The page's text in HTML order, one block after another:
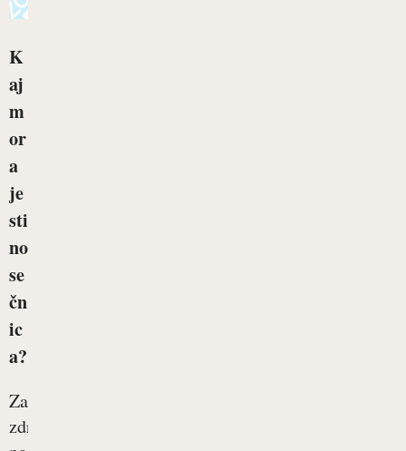
K
aj
m
or
a
je
sti
no
se
čn
ic
a?
Za
zdravo